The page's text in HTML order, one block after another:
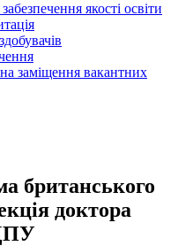
якості освіти
заміщення вакантних
британського
доктора